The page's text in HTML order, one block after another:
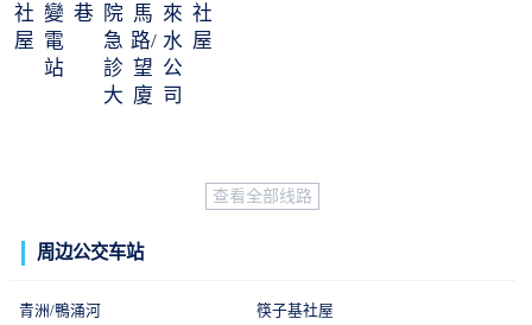
社
屋
變
電
站
巷
院
急
診
大
馬
路/
望
廈
來
水
公
司
社
屋
查看全部线路
周边公交车站
青洲/鴨涌河 筷子基社屋